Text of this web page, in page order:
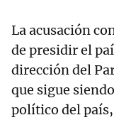
La acusación
de presidir el
dirección del
que sigue
político del